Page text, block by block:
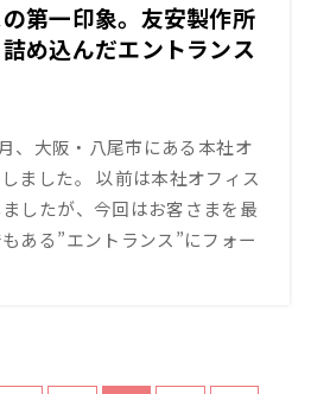
第一印象。友安製作所
め込んだエントランス
、大阪・八尾市にある本社オ
ました。 以前は本社オフィス
したが、今回はお客さまを最
ある”エントランス”にフォー